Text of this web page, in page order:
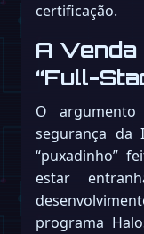
certificação.
A Venda
“Full-
O
segurança da
“puxadinho”
estar
programa